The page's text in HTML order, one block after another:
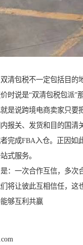
清包税不一定包括目的
时说是“双清包税包派”
是说跨境电商卖家只要
报关、发货和目的国清
完成FBA入仓。正因如
式服务。
：一次合作互信，多次
将让彼此互相信任，这
够互利共赢